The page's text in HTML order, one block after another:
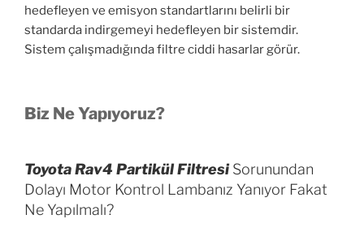
hedefleyen ve emisyon standartlarını belirli bir
standarda indirgemeyi hedefleyen bir sistemdir.
Sistem çalışmadığında filtre ciddi hasarlar görür.
Biz Ne Yapıyoruz?
Toyota Rav4 Partikül FiltresiSorunundan
Dolayı Motor Kontrol Lambanız Yanıyor Fakat
Ne Yapılmalı?